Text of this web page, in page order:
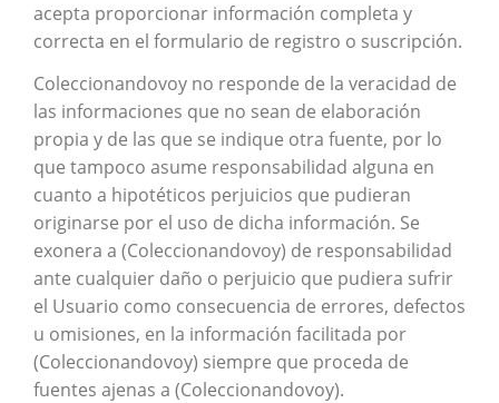
acepta proporcionar información completa y
correcta en el formulario de registro o suscripción.
Coleccionandovoy no responde de la veracidad de
las informaciones que no sean de elaboración
propia y de las que se indique otra fuente, por lo
que tampoco asume responsabilidad alguna en
cuanto a hipotéticos perjuicios que pudieran
originarse por el uso de dicha información. Se
exonera a (Coleccionandovoy) de responsabilidad
ante cualquier daño o perjuicio que pudiera sufrir
el Usuario como consecuencia de errores, defectos
u omisiones, en la información facilitada por
(Coleccionandovoy) siempre que proceda de
fuentes ajenas a (Coleccionandovoy).